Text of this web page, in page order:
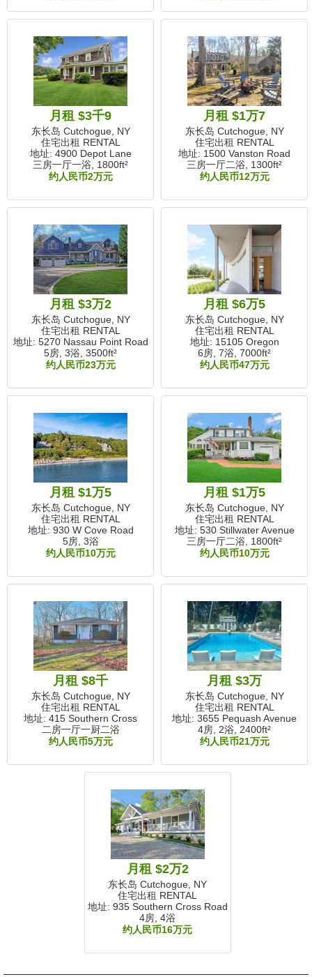
月租 $3千9
东长岛 Cutchogue, NY
住宅出租 RENTAL
地址: 4900 Depot Lane
三房一厅一浴, 1800ft²
约人民币2万元
月租 $1万7
东长岛 Cutchogue, NY
住宅出租 RENTAL
地址: 1500 Vanston Road
三房一厅二浴, 1300ft²
约人民币12万元
月租 $3万2
东长岛 Cutchogue, NY
住宅出租 RENTAL
地址: 5270 Nassau Point Road
5房, 3浴, 3500ft²
约人民币23万元
月租 $6万5
东长岛 Cutchogue, NY
住宅出租 RENTAL
地址: 15105 Oregon
6房, 7浴, 7000ft²
约人民币47万元
月租 $1万5
东长岛 Cutchogue, NY
住宅出租 RENTAL
地址: 930 W Cove Road
5房, 3浴
约人民币10万元
月租 $1万5
东长岛 Cutchogue, NY
住宅出租 RENTAL
地址: 530 Stillwater Avenue
三房一厅二浴, 1800ft²
约人民币10万元
月租 $8千
东长岛 Cutchogue, NY
住宅出租 RENTAL
地址: 415 Southern Cross
二房一厅一厨二浴
约人民币5万元
月租 $3万
东长岛 Cutchogue, NY
住宅出租 RENTAL
地址: 3655 Pequash Avenue
4房, 2浴, 2400ft²
约人民币21万元
月租 $2万2
东长岛 Cutchogue, NY
住宅出租 RENTAL
地址: 935 Southern Cross Road
4房, 4浴
约人民币16万元